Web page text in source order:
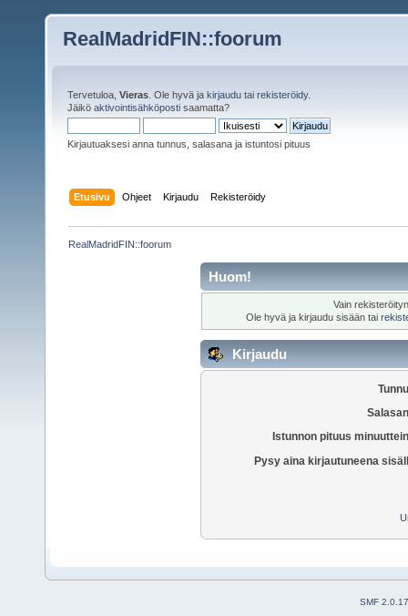
RealMadridFIN::foorum
Tervetuloa, Vieras . Ole hyvä ja kirjaudu tai rekisteröidy.
Jäikö aktivointisähköposti saamatta?
Kirjautuaksesi anna tunnus, salasana ja istuntosi pituus
Etusivu Ohjeet Kirjaudu Rekisteröidy
RealMadridFIN::foorum
Huom!
Vain
Ole hyvä ja kirjaudu sisään tai
Kirjaudu
Istunnon pituus
Pysy aina kirjautuneena
SMF 2.0.17